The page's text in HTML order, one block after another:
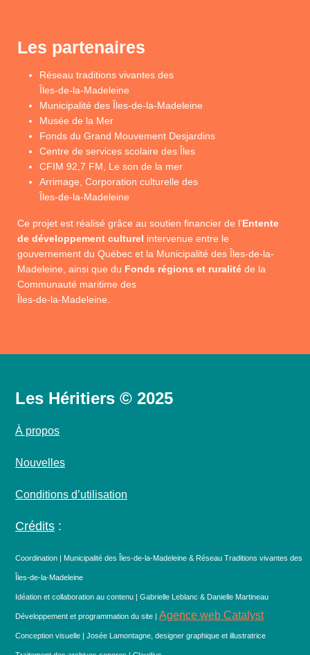
Les partenaires
Réseau traditions vivantes des
Îles-de-la-Madeleine
Municipalité des Îles-de-la-Madeleine
Musée de la Mer
Fonds du Grand Mouvement Desjardins
Centre de services scolaire des Îles
CFIM 92,7 FM, Le son de la mer
Arrimage, Corporation culturelle des
Îles-de-la-Madeleine
Ce projet est réalisé grâce au soutien financier de l’Entente
de développement culturel intervenue entre le
gouvernement du Québec et la Municipalité des Îles-de-la-
Madeleine, ainsi que du Fonds régions et ruralité de la
Communauté maritime des
Îles-de-la-Madeleine.
Les Héritiers © 2025
À propos
Nouvelles
Conditions d’utilisation
Crédits :
Coordination | Municipalité des Îles-de-la-Madeleine & Réseau Traditions vivantes des
Îles-de-la-Madeleine
Idéation et collaboration au contenu | Gabrielle Leblanc & Danielle Martineau
Développement et programmation du site | Agence web Catalyst
Conception visuelle | Josée Lamontagne, designer graphique et illustratrice